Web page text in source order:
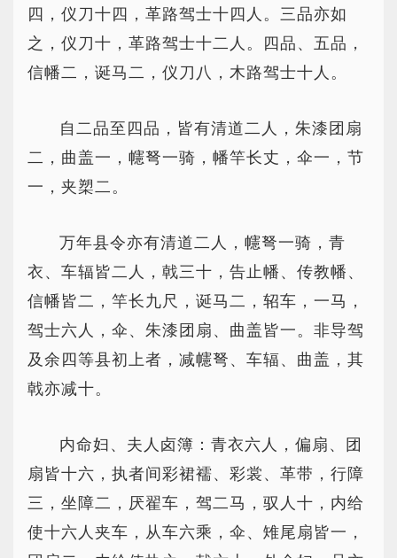
四，仪刀十四，革路驾士十四人。三品亦如
之，仪刀十，革路驾士十二人。四品、五品，
信幡二，诞马二，仪刀八，木路驾士十人。
自二品至四品，皆有清道二人，朱漆团扇
二，曲盖一，幰弩一骑，幡竿长丈，伞一，节
一，夹槊二。
万年县令亦有清道二人，幰弩一骑，青
衣、车辐皆二人，戟三十，告止幡、传教幡、
信幡皆二，竿长九尺，诞马二，轺车，一马，
驾士六人，伞、朱漆团扇、曲盖皆一。非导驾
及余四等县初上者，减幰弩、车辐、曲盖，其
戟亦减十。
内命妇、夫人卤簿：青衣六人，偏扇、团
扇皆十六，执者间彩裙襦、彩裳、革带，行障
三，坐障二，厌翟车，驾二马，驭人十，内给
使十六人夹车，从车六乘，伞、雉尾扇皆一，